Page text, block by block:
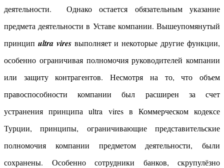
деятельности. Однако остается обязательным указание
предмета деятельности в Уставе компании. Вышеупомянутый
принцип ultra viresвыполняет и некоторые другие функции,
особенно ограничивая полномочия руководителей компании
или защиту контрагентов. Несмотря на то, что объем
правоспособности компании был расширен за счет
устранения принципа ultra vires в Коммерческом кодексе
Турции, принципы, ограничивающие представительские
полномочия компании предметом деятельности, были
сохранены. Особенно сотрудники банков, скрупулёзно